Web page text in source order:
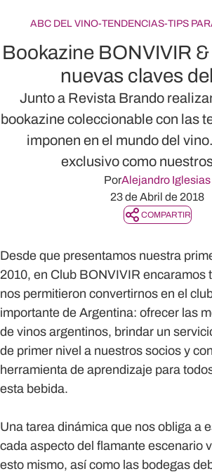
ABC DEL VINO-TENDENCIAS-TIPS
Bookazine BONVIVIR
nuevas claves
Junto a Revista Brando
bookazine coleccionable con las
imponen en el mundo del
exclusivo como
PorAlejandro Iglesias
23 de Abril de 2018
COMPARTIR
Desde que presentamos nuestra
2010, en Club BONVIVIR encaramos
nos permitieron convertirnos en el
importante de Argentina: ofrecer las
de vinos argentinos, brindar un
de primer nivel a nuestros socios y
herramienta de aprendizaje para
esta bebida.
Una tarea dinámica que nos obliga a
cada aspecto del flamante escenario
esto mismo, así como las bodegas